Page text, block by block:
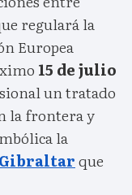
regulará la
Europea
15 de julio
un tratado
la frontera y
la
que